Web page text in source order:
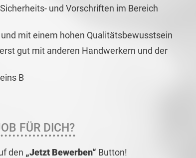
und Vorschriften im Bereich
mit einem hohen Qualitätsbewusstsein
gut mit anderen Handwerkern und der
B
FÜR DICH?
den „Jetzt Bewerben“ Button!